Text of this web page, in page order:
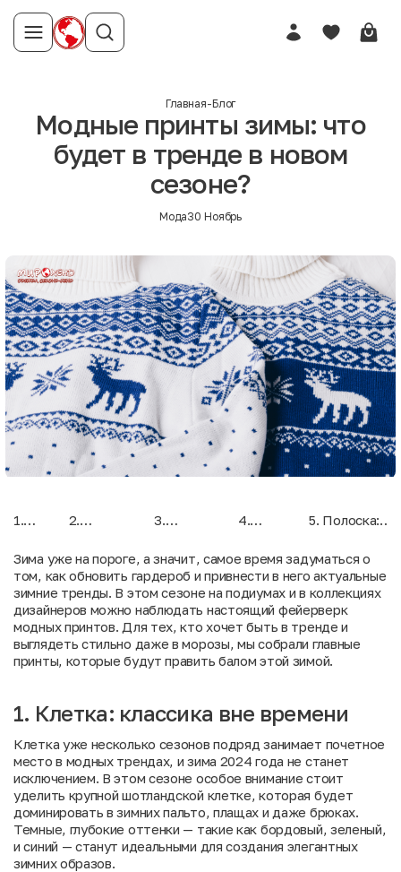
Главная-Блог
Модные принты зимы: что
будет в тренде в новом
сезоне?
Мода30 Ноябрь
1.
классика
вне
времени
2.
принт: новый
взгляд на
хищную
эстетику
3.
узоры:
искусство на
одежде
4.
мотивы:
нежность
среди
снегов
5. Полоска:
и
Зима уже на пороге, а значит, самое время задуматься о
том, как обновить гардероб и привнести в него актуальные
зимние тренды. В этом сезоне на подиумах и в коллекциях
дизайнеров можно наблюдать настоящий фейерверк
модных принтов. Для тех, кто хочет быть в тренде и
выглядеть стильно даже в морозы, мы собрали главные
принты, которые будут править балом этой зимой.
1. Клетка: классика вне времени
Клетка уже несколько сезонов подряд занимает почетное
место в модных трендах, и зима 2024 года не станет
исключением. В этом сезоне особое внимание стоит
уделить крупной шотландской клетке, которая будет
доминировать в зимних пальто, плащах и даже брюках.
Темные, глубокие оттенки — такие как бордовый, зеленый,
и синий — станут идеальными для создания элегантных
зимних образов.